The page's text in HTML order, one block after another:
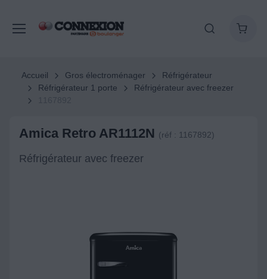
Accueil Gros électroménager
Réfrigérateur
Réfrigérateur 1 porte
Réfrigérateur avec freezer
Amica Retro AR1112N (réf : 1167892)
Réfrigérateur avec freezer